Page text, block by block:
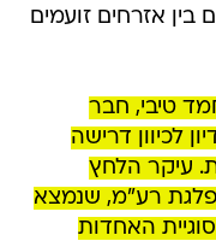
בין אזרחים זועמים
טיבי, חבר
לכיוון דרישה
עיקר הלחץ
רע"מ, שנמצא
האחדות